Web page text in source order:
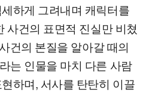
하게 그려내며 캐릭터를
사건의 표면적 진실만 비쳤
건의 본질을 알아갈 때의
는 인물을 마치 다른 사람
하며, 서사를 탄탄히 이끌